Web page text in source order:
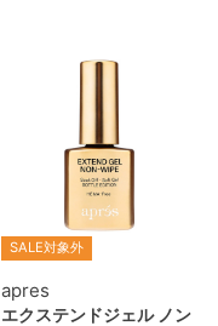
SALE対象外
apres
エクステンドジェル ノン